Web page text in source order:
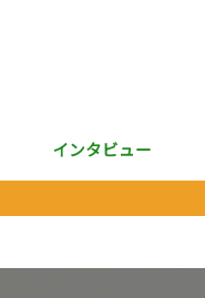
インタビュー